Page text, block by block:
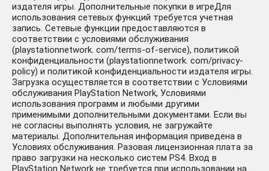
издателя игры. Дополнительные покупки в игреДля
использования сетевых функций требуется учетная
запись. Сетевые функции предоставляются в
соответствии с условиями обслуживания
(playstationnetwork. com/terms-of-service), политикой
конфиденциальности (playstationnetwork. com/privacy-
policy) и политикой конфиденциальности издателя игры.
Загрузка осуществляется в соответствии с Условиями
обслуживания PlayStation Network, Условиями
использования программ и любыми другими
применимыми дополнительными документами. Если вы
не согласны выполнять условия, не загружайте
материалы. Дополнительная информация приведена в
Условиях обслуживания. Разовая лицензионная плата за
право загрузки на несколько систем PS4. Вход в
PlayStation Network не требуется при использовании на